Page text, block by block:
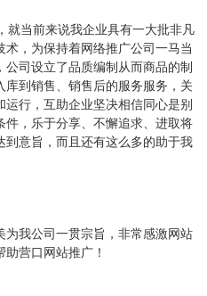
就当前来说我企业具有一大批非凡
，为保持着网络推广公司一马当
司设立了品质编制从而商品的制
到销售、销售后的服务服务，关
行，互助企业坚决相信同心是别
，乐于分享、不懈追求、进取将
意旨，而且还有这么多的助于我
我公司一贯宗旨，非常感激网站
营口网站推广！